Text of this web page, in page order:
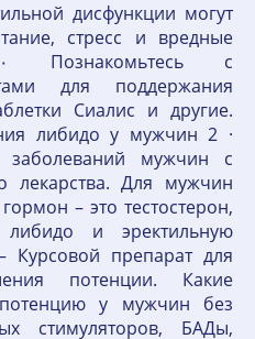
дисфункции могут
стресс и вредные
для поддержания
Сиалис и другие.
либидо у мужчин 2 ·
заболеваний мужчин с
лекарства. Для мужчин
– это тестостерон,
и эректильную
Курсовой препарат для
потенции. Какие
у мужчин без
стимуляторов, БАДы,